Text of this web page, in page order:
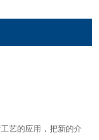
艺的应用，把新的介